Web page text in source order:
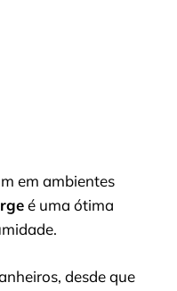
em ambientes
é uma ótima
desde que